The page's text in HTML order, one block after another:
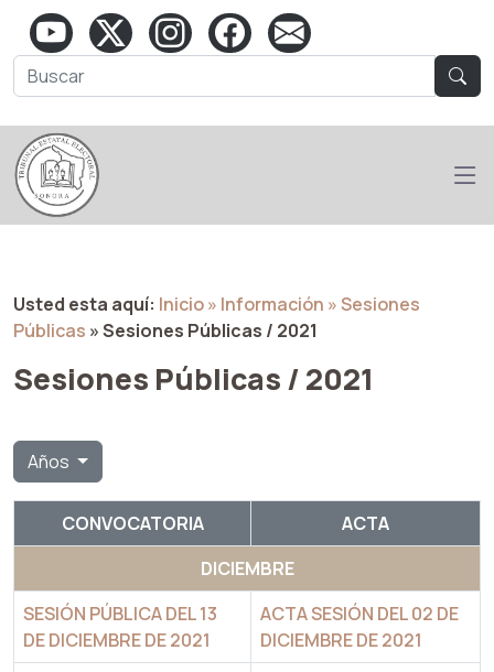
Usted esta aquí: Inicio» Información » Sesiones
Públicas » Sesiones Públicas / 2021
Sesiones Públicas / 2021
Años
CONVOCATORIA
ACTA
DICIEMBRE
SESIÓN PÚBLICA DEL 13
DE DICIEMBRE DE 2021
ACTA SESIÓN DEL 02 DE
DICIEMBRE DE 2021